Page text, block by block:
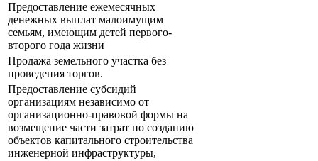
Предоставление ежемесячных
денежных выплат малоимущим
семьям, имеющим детей первого-
второго года жизни
Продажа земельного участка без
проведения торгов.
Предоставление субсидий
организациям независимо от
организационно-правовой формы на
возмещение части затрат по созданию
объектов капитального строительства
инженерной инфраструктуры,